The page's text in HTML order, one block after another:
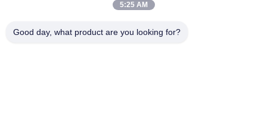
5:25 AM
Good day, what product are you looking for?